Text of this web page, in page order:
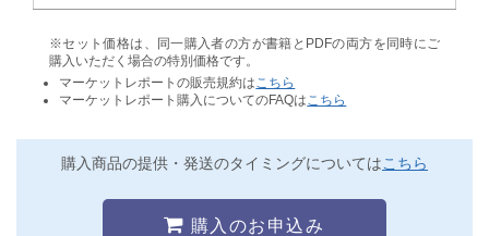
※セット価格は、同一購入者の方が書籍とPDFの両方を同時にご
購入いただく場合の特別価格です。
マーケットレポートの販売規約は こちら
マーケットレポート購入についてのFAQは こちら
購入商品の提供・発送のタイミングについてはこちら
購入のお申込み